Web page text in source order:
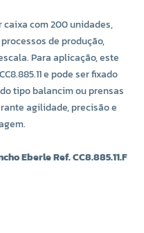
com 200 unidades,
de produção,
Para aplicação, este
e pode ser fixado
tipo balancim ou prensas
agilidade, precisão e
Eberle Ref. CC8.885.11.F